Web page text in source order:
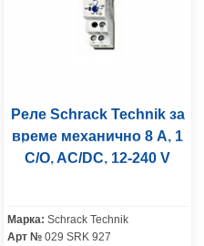
Реле Schrack Technik за
време механично 8 A, 1
C/O, AC/DC, 12-240 V
Марка: Schrack Technik
Арт № 029 SRK 927